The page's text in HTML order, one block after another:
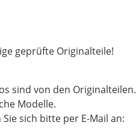
geprüfte Originalteile!
sind von den Originalteilen.
Modelle.
sich bitte per E-Mail an: